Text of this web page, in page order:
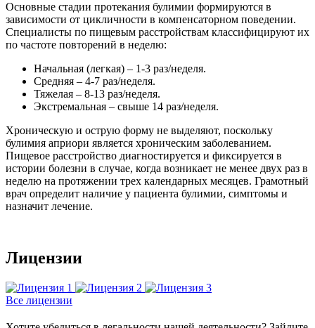
Основные стадии протекания булимии формируются в
зависимости от цикличности в компенсаторном поведении.
Специалисты по пищевым расстройствам классифицируют их
по частоте повторений в неделю:
Начальная (легкая) – 1-3 раз/неделя.
Средняя – 4-7 раз/неделя.
Тяжелая – 8-13 раз/неделя.
Экстремальная – свыше 14 раз/неделя.
Хроническую и острую форму не выделяют, поскольку
булимия априори является хроническим заболеванием.
Пищевое расстройство диагностируется и фиксируется в
истории болезни в случае, когда возникает не менее двух раз в
неделю на протяжении трех календарных месяцев. Грамотный
врач определит наличие у пациента булимии, симптомы и
назначит лечение.
Лицензии
Все лицензии